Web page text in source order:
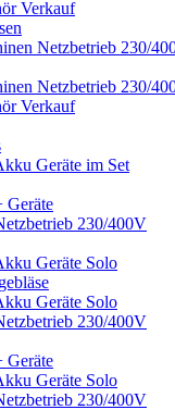
Verkauf
Netzbetrieb 230/
Netzbetrieb 230/
Verkauf
Geräte im Set
Geräte
230/400V
Geräte Solo
Geräte Solo
230/400V
Geräte
Geräte Solo
230/400V